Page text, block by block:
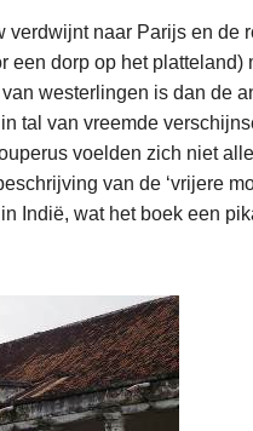
naar Parijs en de
dorp op het platteland)
westerlingen is dan de
tal van vreemde
voelden zich niet
van de ‘vrijere
Indië, wat het boek een